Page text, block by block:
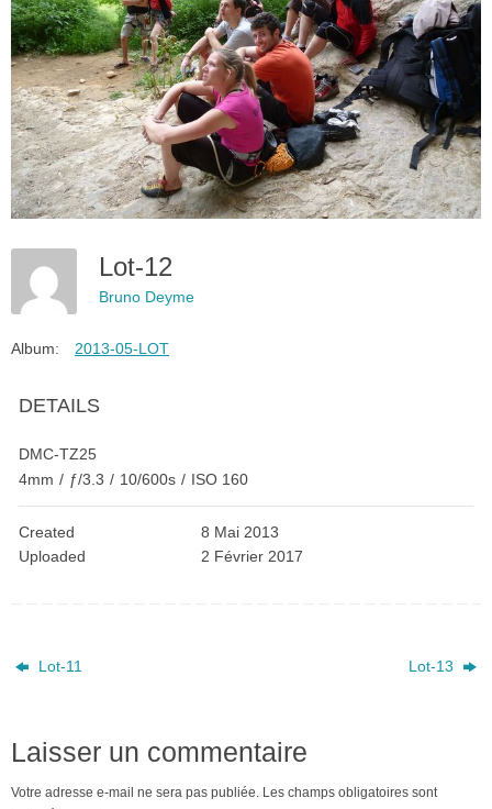
Lot-12
Bruno Deyme
Album: 2013-05-LOT
DETAILS
DMC-TZ25
4mm / ƒ/3.3 / 10/600s / ISO 160
Created
8 Mai 2013
Uploaded
2 Février 2017
Lot-11 Lot-13
Laisser un commentaire
Votre adresse e-mail ne sera pas publiée. Les champs obligatoires sont